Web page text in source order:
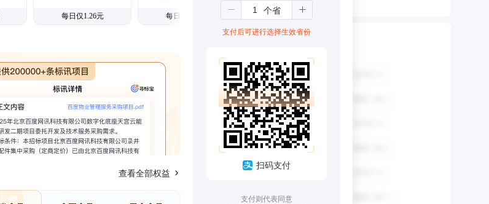
每日仅1.26元 每日仅1.08元
查看全部权益
支付后可进行选择生效省份
扫码支付
支付则代表同意